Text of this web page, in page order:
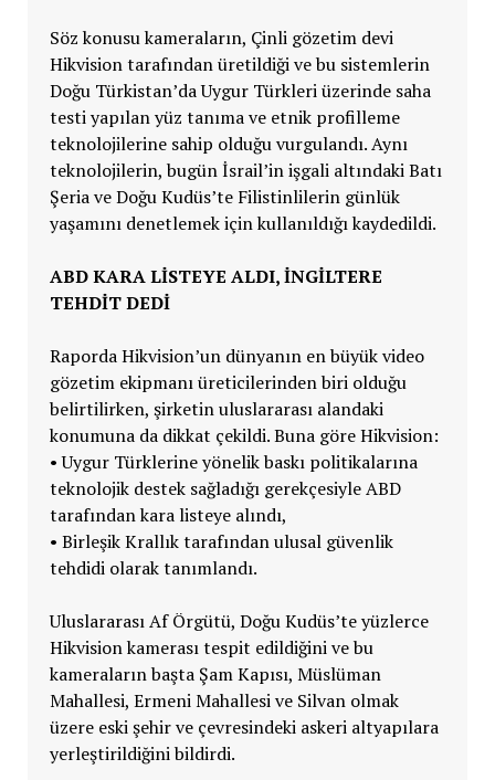
Söz konusu kameraların, Çinli gözetim devi
Hikvision tarafından üretildiği ve bu sistemlerin
Doğu Türkistan’da Uygur Türkleri üzerinde saha
testi yapılan yüz tanıma ve etnik profilleme
teknolojilerine sahip olduğu vurgulandı. Aynı
teknolojilerin, bugün İsrail’in işgali altındaki Batı
Şeria ve Doğu Kudüs’te Filistinlilerin günlük
yaşamını denetlemek için kullanıldığı kaydedildi.
ABD KARA LİSTEYE ALDI, İNGİLTERE
TEHDİT DEDİ
Raporda Hikvision’un dünyanın en büyük video
gözetim ekipmanı üreticilerinden biri olduğu
belirtilirken, şirketin uluslararası alandaki
konumuna da dikkat çekildi. Buna göre Hikvision:
• Uygur Türklerine yönelik baskı politikalarına
teknolojik destek sağladığı gerekçesiyle ABD
tarafından kara listeye alındı,
• Birleşik Krallık tarafından ulusal güvenlik
tehdidi olarak tanımlandı.
Uluslararası Af Örgütü, Doğu Kudüs’te yüzlerce
Hikvision kamerası tespit edildiğini ve bu
kameraların başta Şam Kapısı, Müslüman
Mahallesi, Ermeni Mahallesi ve Silvan olmak
üzere eski şehir ve çevresindeki askeri altyapılara
yerleştirildiğini bildirdi.